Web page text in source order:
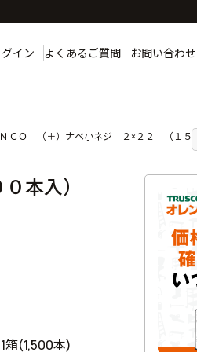
イン よくあるご質問 お問い合わせ
ＣＯ （＋）ナベ小ネジ ２×２２ （１
本入）
1箱(1,500本)